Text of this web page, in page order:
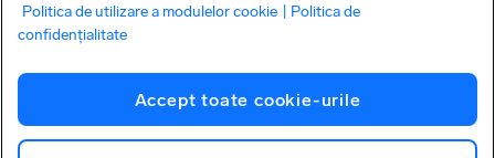
Politica de confidențialitate Cookie-uri
Informații de contact
Atacul asupra lanțului de aprovizionare Shai-Hulud
Politica de utilizare a modulelor cookie
| Politica de
confidențialitate
Accept toate cookie-urile